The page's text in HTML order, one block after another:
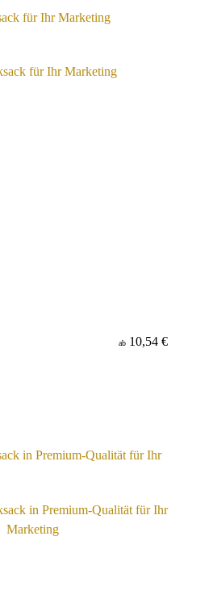
für Ihr Marketing
ab 10,54 €
in Premium-Qualität für Ihr